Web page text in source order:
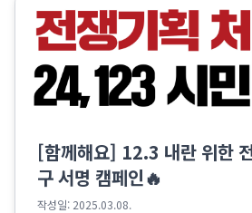
[함께해요] 12.3 내란 위한
구 서명 캠페인🔥
작성일: 2025.03.08.